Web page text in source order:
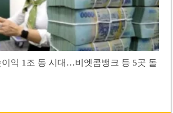
익 1조 동 시대…비엣콤뱅크 등 5곳 돌